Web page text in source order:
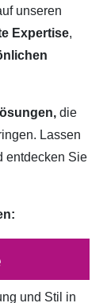
unseren
Expertise,
die
Lassen
entdecken Sie
und Stil in